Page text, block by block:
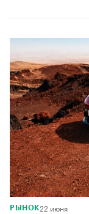
РЫНОК22 июня